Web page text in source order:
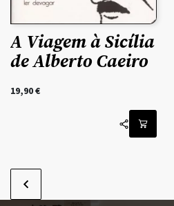
A Viagem à Sicília
de Alberto Caeiro
19,90€